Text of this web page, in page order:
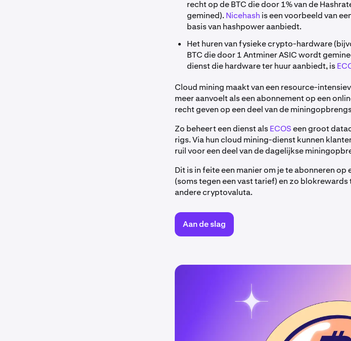
recht op de BTC die door 1% van de
gemined). Nicehash is een voorbeeld van
basis van hashpower aanbiedt.
Het huren van fysieke crypto-hardware
BTC die door 1 Antminer ASIC wordt
dienst die hardware ter huur aanbiedt, is
Cloud mining maakt van een resource-
meer aanvoelt als een abonnement op een
recht geven op een deel van de
Zo beheert een dienst alsECOSeen groot
rigs. Via hun cloud mining-dienst kunnen
ruil voor een deel van de dagelijkse
Dit is in feite een manier om je te abonneren
(soms tegen een vast tarief) en zo blokrewards
andere cryptovaluta.
Aan de slag